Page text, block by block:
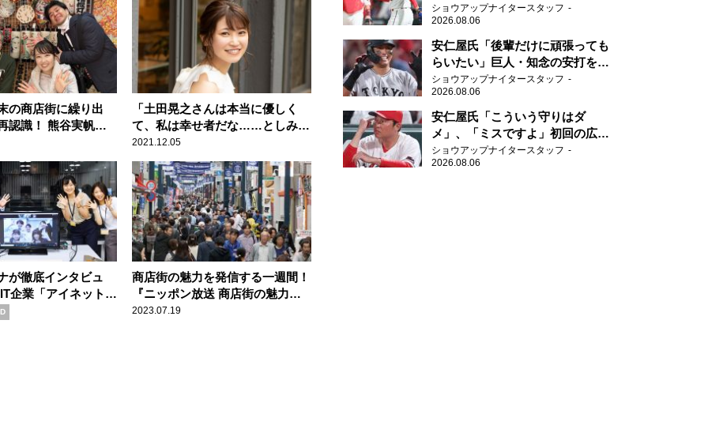
の商店街に繰り出
認識！ 熊谷実帆ア
「土田晃之さんは本当に優しく
て、私は幸せ者だな……としみじ
み思っています」 前島花音アナ
ウンサー
2021.12.05
が徹底インタビュ
企業「アイネット」
社？
商店街の魅力を発信する一週間！
『ニッポン放送 商店街の魅力届
け隊！』
2023.07.19
来て勉強はない」
ショウアップナイタースタッフ
2026.08.06
安仁屋氏「後輩だけに頑張っても
らいたい」巨人・知念の安打を喜
ぶ
ショウアップナイタースタッフ
2026.08.06
安仁屋氏「こういう守りはダ
メ」、「ミスですよ」初回の広島
の守備に苦言
ショウアップナイタースタッフ
2026.08.06